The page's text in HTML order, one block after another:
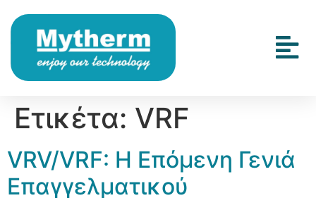
Ετικέτα: VRF
VRV/VRF: Η Επόμενη Γενιά
Επαγγελματικού